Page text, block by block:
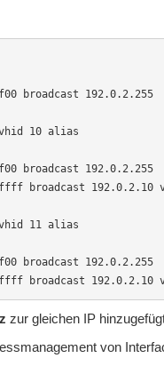
192.0.2.255
10 alias
192.0.2.255
192.0.2.10
11 alias
192.0.2.255
192.0.2.10
zur gleichen IP
von